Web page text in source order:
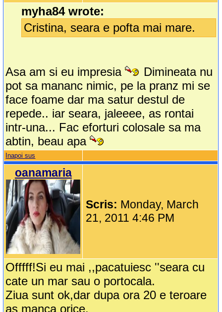
myha84 wrote:
Cristina, seara e pofta mai mare.
Asa am si eu impresia
Dimineata nu
pot sa mananc nimic, pe la pranz mi se
face foame dar ma satur destul de
repede.. iar seara, jaleeee, as rontai
intr-una... Fac eforturi colosale sa ma
abtin, beau apa
Inapoi sus
oanamaria
Scris: Monday, March
21, 2011 4:46 PM
Offfff!Si eu mai ,,pacatuiesc ''seara cu
cate un mar sau o portocala.
Ziua sunt ok,dar dupa ora 20 e teroare
as manca orice.